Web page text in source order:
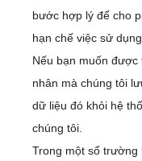
bước hợp lý để cho
hạn chế việc sử
Nếu bạn muốn
nhân mà chúng tôi
dữ liệu đó khỏi hệ
chúng tôi.
Trong một số trường